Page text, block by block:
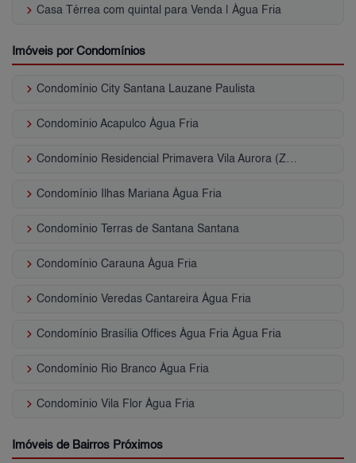
keyboard_arrow_right Casa Térrea com quintal para Venda | Água Fria
Imóveis por Condomínios
keyboard_arrow_right Condomínio City Santana Lauzane Paulista
keyboard_arrow_right Condomínio Acapulco Água Fria
keyboard_arrow_right
keyboard_arrow_right Condomínio Ilhas Mariana Água Fria
keyboard_arrow_right Condomínio Terras de Santana Santana
keyboard_arrow_right Condomínio Carauna Água Fria
keyboard_arrow_right Condomínio Veredas Cantareira Água Fria
keyboard_arrow_right Condomínio Brasília Offices Água Fria Água Fria
keyboard_arrow_right Condomínio Rio Branco Água Fria
keyboard_arrow_right Condomínio Vila Flor Água Fria
Imóveis de Bairros Próximos